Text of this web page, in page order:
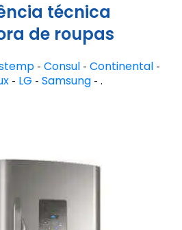
técnica
de roupas
- Consul - Continental -
- LG - Samsung- .